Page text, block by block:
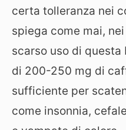
certa tolleranza nei
spiega come mai,
scarso uso di questa
di 200-250 mg di
sufficiente per
come insonnia,